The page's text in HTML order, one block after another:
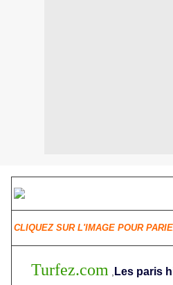
CLIQUEZ SUR L'IMAGE POUR
Turfez.com Les paris